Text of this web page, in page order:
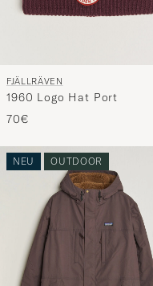
FJÄLLRÄVEN
1960 Logo Hat Port
70€
NEU OUTDOOR